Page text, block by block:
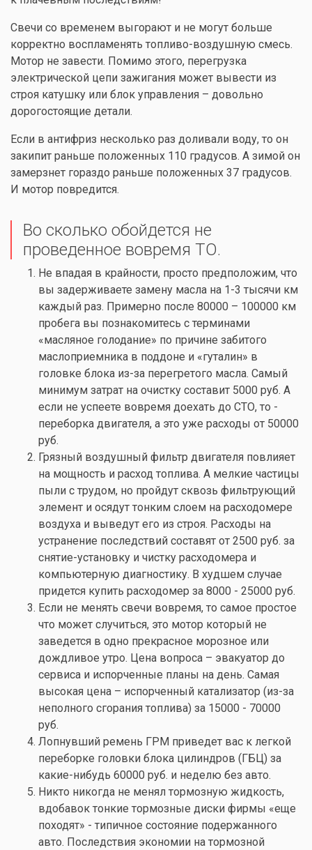
Свечи со временем выгорают и не могут больше
корректно воспламенять топливо-воздушную смесь.
Мотор не завести. Помимо этого, перегрузка
электрической цепи зажигания может вывести из
строя катушку или блок управления – довольно
дорогостоящие детали.
Если в антифриз несколько раз доливали воду, то он
закипит раньше положенных 110 градусов. А зимой он
замерзнет гораздо раньше положенных 37 градусов.
И мотор повредится.
Во сколько обойдется не
проведенное вовремя ТО.
Не впадая в крайности, просто предположим, что
вы задерживаете замену масла на 1-3 тысячи км
каждый раз. Примерно после 80000 – 100000 км
пробега вы познакомитесь с терминами
«масляное голодание» по причине забитого
маслоприемника в поддоне и «гуталин» в
головке блока из-за перегретого масла. Самый
минимум затрат на очистку составит 5000 руб. А
если не успеете вовремя доехать до СТО, то -
переборка двигателя, а это уже расходы от 50000
руб.
Грязный воздушный фильтр двигателя повлияет
на мощность и расход топлива. А мелкие частицы
пыли с трудом, но пройдут сквозь фильтрующий
элемент и осядут тонким слоем на расходомере
воздуха и выведут его из строя. Расходы на
устранение последствий составят от 2500 руб. за
снятие-установку и чистку расходомера и
компьютерную диагностику. В худшем случае
придется купить расходомер за 8000 - 25000 руб.
Если не менять свечи вовремя, то самое простое
что может случиться, это мотор который не
заведется в одно прекрасное морозное или
дождливое утро. Цена вопроса – эвакуатор до
сервиса и испорченные планы на день. Самая
высокая цена – испорченный катализатор (из-за
неполного сгорания топлива) за 15000 - 70000
руб.
Лопнувший ремень ГРМ приведет вас к легкой
переборке головки блока цилиндров (ГБЦ) за
какие-нибудь 60000 руб. и неделю без авто.
Никто никогда не менял тормозную жидкость,
вдобавок тонкие тормозные диски фирмы «еще
походят» - типичное состояние подержанного
авто. Последствия экономии на тормозной